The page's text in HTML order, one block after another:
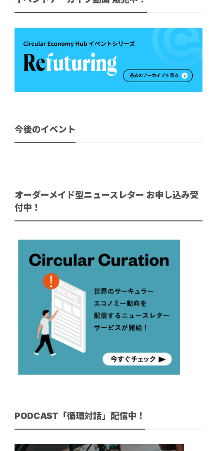
今後のイベント
オーダーメイド型ニュースレター お申し込み受
付中！
PODCAST「循環対話」配信中！